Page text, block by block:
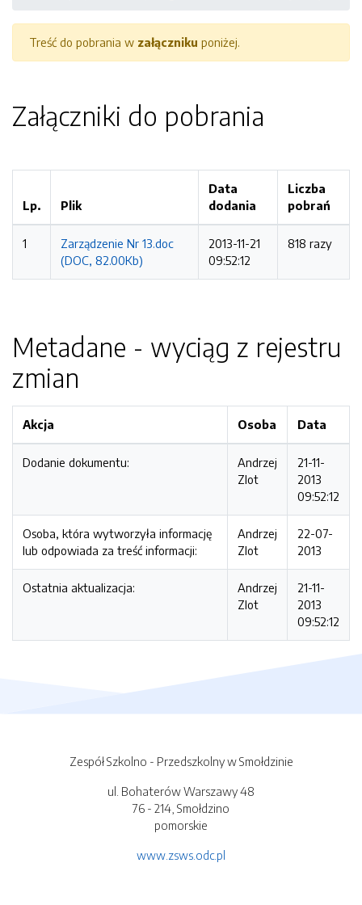
Treść do pobrania w załączniku poniżej.
Załączniki do pobrania
Lp. Plik
Data
dodania
Liczba
pobrań
1
Zarządzenie Nr 13.doc
(DOC, 82.00Kb)
2013-11-21
09:52:12
818 razy
Metadane - wyciąg z rejestru
zmian
Akcja Osoba Data
Dodanie dokumentu:
Andrzej
Zlot
21-11-
2013
09:52:12
Osoba, która wytworzyła informację
lub odpowiada za treść informacji:
Andrzej
Zlot
22-07-
2013
Ostatnia aktualizacja:
Andrzej
Zlot
21-11-
2013
09:52:12
Zespół Szkolno - Przedszkolny w Smołdzinie
ul. Bohaterów Warszawy 48
76 - 214, Smołdzino
pomorskie
www.zsws.odc.pl